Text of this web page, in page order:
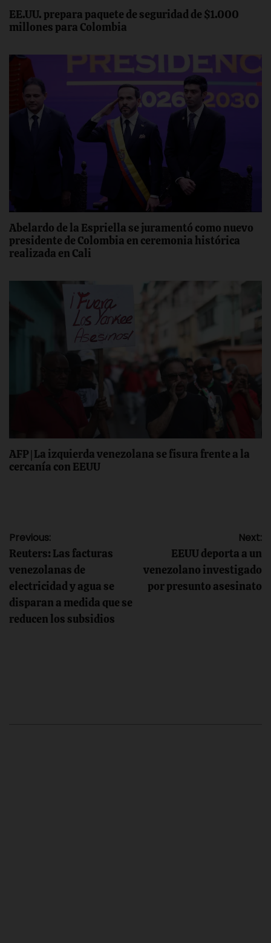
EE.UU. prepara paquete de seguridad de $1.000
millones para Colombia
Abelardo de la Espriella se juramentó como nuevo
presidente de Colombia en ceremonia histórica
realizada en Cali
AFP | La izquierda venezolana se fisura frente a la
cercanía con EEUU
Navegación
de
entradas
Previous:
Reuters: Las facturas
venezolanas de
electricidad y agua se
disparan a medida que se
reducen los subsidios
Next:
EEUU deporta a un
venezolano investigado
por presunto asesinato